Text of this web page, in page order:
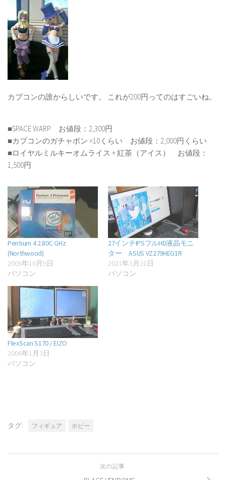
カプコンの誰からしいです。 これが200円ってのはすごいね。
■SPACE WARP お値段：2,300円
■カプコンのガチャポン ×10くらい お値段：2,000円くらい
■ロイヤルミルキーオムライス + 紅茶（アイス） お値段：
1,500円
Pentium 4 2.80C GHz
(Northwood)
2005年10月9日
パソコン
27インチIPSフルHD液晶モニ
ター ASUS VZ279HEG1R
2021年3月21日
パソコン
FlexScan S170 / EIZO
2006年1月3日
パソコン
タグ: フィギュア ホビー
次の記事